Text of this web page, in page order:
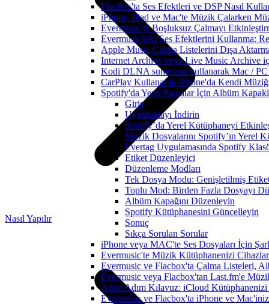
Flacbox'ta Ses Efektleri ve DSP Nasıl
iPhone, iPad ve Mac'te Müzik Çalarken
Evermusic'te Boşluksuz Çalmayı
Evermusic'teki Ses Efektlerini Kullanma:
Apple Music Çalma Listelerini Dışa
Internet Archive veya Live Music Archive
Kodi DLNA sunucusu kullanarak Mac / PC
CarPlay Kullanarak iPhone'da Kendi
Spotify'da Yerel Parçalar İçin Albüm
Giriş
Uygulamayı İndirin
Spotify’da Yerel Kütüphaneyi
Müzik Dosyalarını Spotify’ın Yerel
Evertag Uygulamasında Spotify
Etiket Düzenleyici
Düzenleme Modları
Tek Dosya Modu: Genişletilmiş
Toplu Mod: Birden Fazla Dosyayı
Albüm Kapağını Düzenleyin
Spotify Kütüphanesini Güncelleyin
Sonuç
Sıkça Sorulan Sorular
iPhone veya MAC'te Ses Dosyaları İçin
Evermusic'te Müzik Kütüphanenizi Cihazlar
Evermusic ve Flacbox'ta Çalma Listeleri,
Evermusic veya Flacbox'tan Last.fm'e
Adım Adım Kılavuz: iCloud
Evermusic ve Flacbox'ta iPhone ve
Nasıl Yapılır